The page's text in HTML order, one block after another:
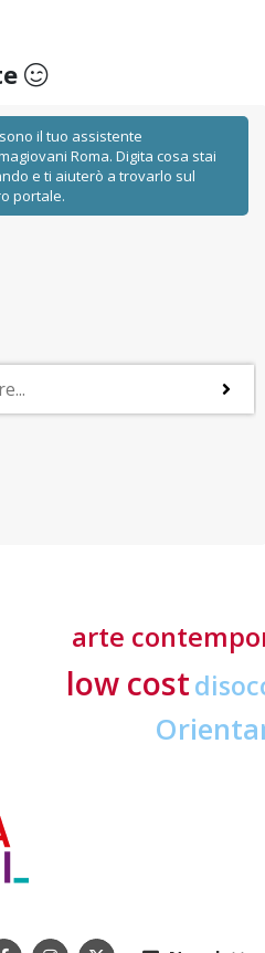
il tuo assistente
Roma. Digita cosa stai
e ti aiuterò a trovarlo sul
portale.
a Roma
arte
low cost